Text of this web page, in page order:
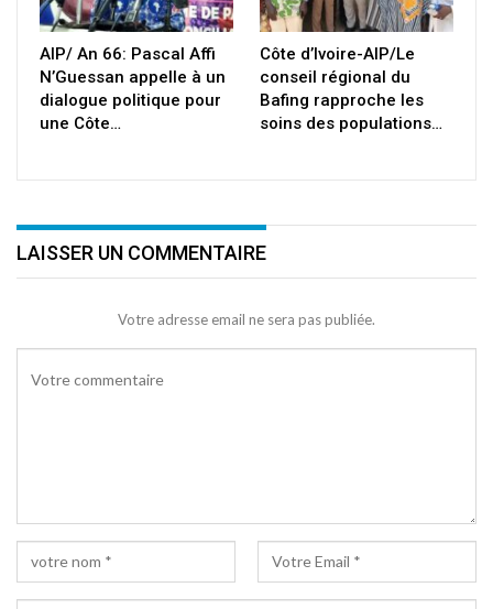
AIP/ An 66: Pascal Affi
N’Guessan appelle à un
dialogue politique pour
une Côte…
Côte d’Ivoire-AIP/Le
conseil régional du
Bafing rapproche les
soins des populations…
LAISSER UN COMMENTAIRE
Votre adresse email ne sera pas publiée.